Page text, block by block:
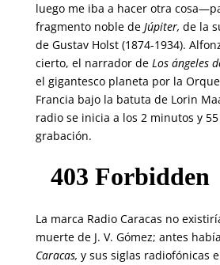
luego me iba a hacer otra
fragmento noble de Júpiter, de la
de Gustav Holst (1874-1934).
cierto, el narrador de Los ángeles
el gigantesco planeta por la
Francia bajo la batuta de Lorin
radio se inicia a los 2 minutos y
grabación.
La marca Radio Caracas no
muerte de J. V. Gómez; antes
Caracas, y sus siglas radiofónicas